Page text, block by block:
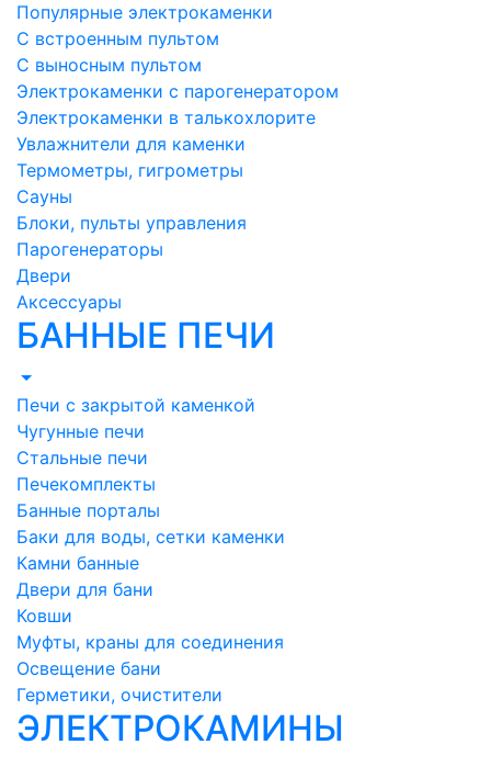
Популярные электрокаменки
С встроенным пультом
С выносным пультом
Электрокаменки с парогенератором
Электрокаменки в талькохлорите
Увлажнители для каменки
Термометры, гигрометры
Сауны
Блоки, пульты управления
Парогенераторы
Двери
Аксессуары
БАННЫЕ ПЕЧИ
Печи с закрытой каменкой
Чугунные печи
Стальные печи
Печекомплекты
Банные порталы
Баки для воды, сетки каменки
Камни банные
Двери для бани
Ковши
Муфты, краны для соединения
Освещение бани
Герметики, очистители
ЭЛЕКТРОКАМИНЫ